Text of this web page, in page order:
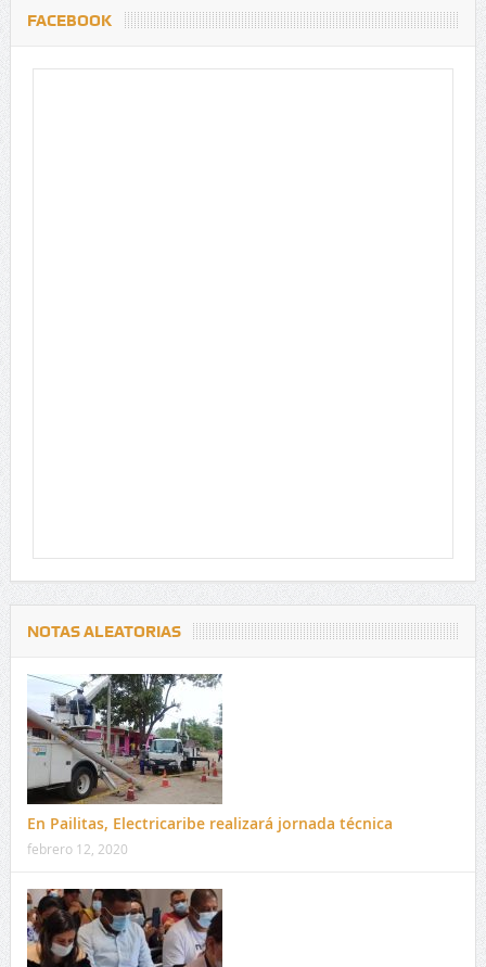
FACEBOOK
NOTAS ALEATORIAS
En Pailitas, Electricaribe realizará jornada técnica
febrero 12, 2020